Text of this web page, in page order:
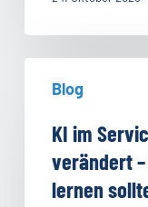
rüsten
muss
ChatGPT
Arbeit
Blog
KI im
verändert
lernen